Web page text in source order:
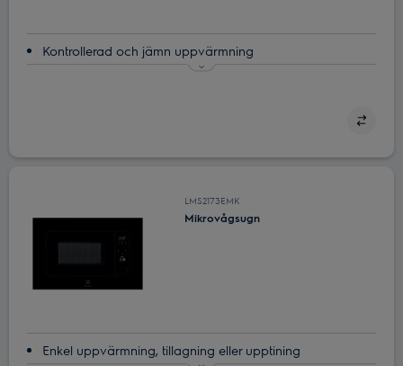
Kontrollerad och jämn uppvärmning
SteamPot för snabb och sund matlagning
LMS2173EMK
Mikrovågsugn
Enkel uppvärmning, tillagning eller upptining